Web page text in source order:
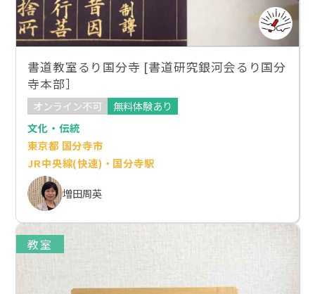
書道教室るり国分寺 [書道研究銀河会るり国分
寺本部］
オンライン不可
無料体験あり
文化・伝統
東京都 国分寺市
JR中央線(快速)・国分寺駅
増田周英
教室